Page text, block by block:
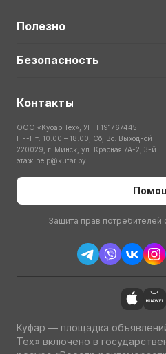
Полезно
Безопасность
Контакты
ООО «Куфар Тех», УНП 191767445
Пн-Пт: 10:00 – 18:00; Сб, Вс: Выходной
220029, г. Минск, ул. Красная 7А-2, 3-й
этаж help@kufar.by
Защита прав
Куфар — площадка
Тех» включено в